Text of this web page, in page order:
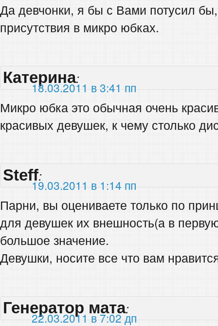
Да девчонки, я бы с Вами потусил
присутствия в микро юбках.
Катерина:
18.03.2011 в 3:41 пп
Микро юбка это обычная очень
красивых девушек, к чему столько
Steff:
19.03.2011 в 1:14 пп
Парни, вы оцениваете только по
для девушек их внешность(а в
большое значение.
Девушки, носите все что вам
Генератор мата:
22.03.2011 в 7:02 дп